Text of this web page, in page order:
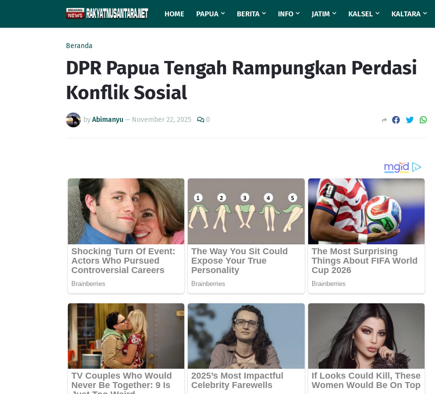
HOME PAPUA BERITA INFO JATIM KALSEL KALTARA
Beranda
DPR Papua Tengah Rampungkan Perdasi
Konflik Sosial
byAbimanyu — November 22, 2025 0